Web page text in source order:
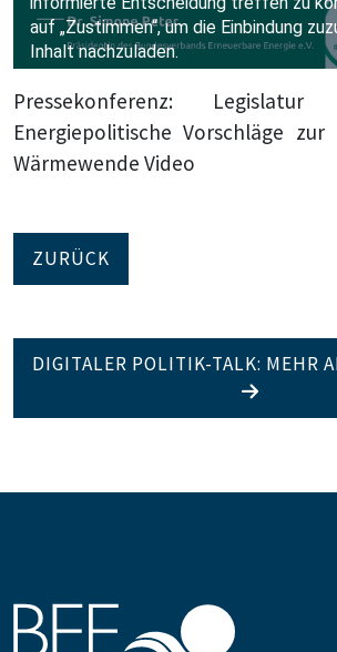
Pressekonferenz:
Energiepolitische Vorschläge
Wärmewende Video
ZURÜCK
DIGITALER POLITIK-TALK: MEHR